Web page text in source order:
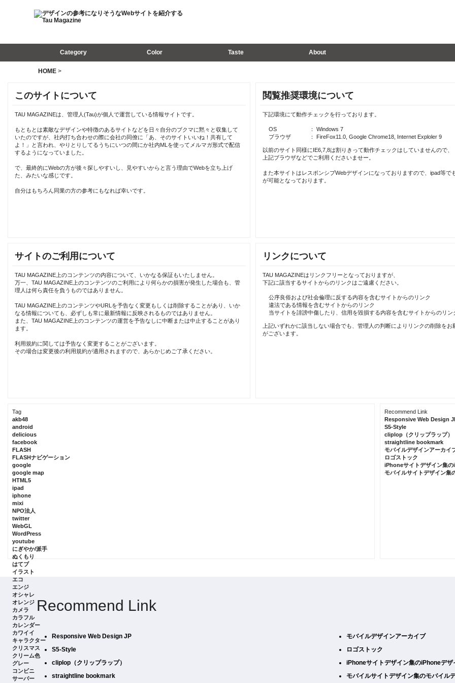
Category Color Taste About
HOME>
このサイトについて
TAU MAGAZINEは、管理人(Tau)が個人で運営している情報サイトです。
もともとは素敵なデザインや特徴のあるサイトなどを日々自分のブクマに黙々と収集して
いたのですが、社内打ち合わせの際に会社の同僚に「あ、そのサイトいいね！共有して
よ！」と言われ、やりとりしてるうちにいつの間にか社内MLを使ってメルマガ形式で配信
するようになっていました。
で、最終的にWebの方が後々探しやすいし、見やすいからと言う理由でWebを立ち上げ
た、みたいな感じです。
自分はもちろん同業の方の参考にもなれば幸いです。
閲覧推奨環境について
下記環境にて動作チェックを行っております。
OS
： Windows 7
ブラウザ
： FireFox11.0, Google Chrome18, Internet Exploler 9
以前のサイト同様にIE6,7,8は割りきって動作チェックはしていませんので、
上記ブラウザなどでご利用くださいませー。
また本サイトはレスポンシブWebデザインになっておりますので、ipad等で
が可能となっております。
サイトのご利用について
TAU MAGAZINE上のコンテンツの内容について、いかなる保証もいたしません。
万一、TAU MAGAZINE上のコンテンツのご利用により何らかの損害が発生した場合も、管
理人は何ら責任を負うものではありません。
TAU MAGAZINE上のコンテンツやURLを予告なく変更もしくは削除することがあり、いか
なる情報についても、必ずしも常に最新情報に反映されるものではありません。
また、TAU MAGAZINE上のコンテンツの運営を予告なしに中断または中止することがあり
ます。
利用規約に関しては予告なく変更することがございます。
その場合は変更後の利用規約が適用されますので、あらかじめご了承ください。
リンクについて
TAU MAGAZINEはリンクフリーとなっておりますが、
下記に該当するサイトからのリンクはご遠慮ください。
公序良俗および社会倫理に反する内容を含むサイトからのリンク
違法である情報を含むサイトからのリンク
当サイトを誹謗中傷したり、信用を毀損する内容を含むサイトからのリン
上記いずれかに該当しない場合でも、管理人の判断によりリンクの削除をお
がございます。
Tag
akb48
android
delicious
facebook
FLASH
FLASHナビゲーション
google
google map
HTML5
ipad
iphone
mixi
NPO法人
twitter
WebGL
WordPress
youtube
にぎやか/派手
ぬくもり
はてブ
イラスト
エコ
エンジ
オシャレ
オレンジ
カメラ
カラフル
カレンダー
カワイイ
キャラクター
クリスマス
クリーム色
グレー
コンビニ
サーバー
Recommend Link
Responsive Web Design
S5-Style
cliplop（クリップラップ）
straightline bookmark
モバイルデザインアーカイ
ロゴストック
iPhoneサイトデザイン集
モバイルサイトデザイン集
Recommend Link
Responsive Web Design JP
S5-Style
cliplop（クリップラップ）
straightline bookmark
モバイルデザインアーカイブ
ロゴストック
iPhoneサイトデザイン集のiPhoneデザ
モバイルサイトデザイン集のモバイル